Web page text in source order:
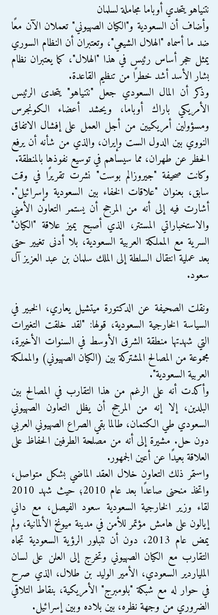
نتنياهو يتحدي أوباما مجاملة لسلمان
وأضاف أن السعودية و"الكيان الصهيوني" تعملان الآن معًا
ضد ما أسماه "الهلال الشيعي"، وتعتبران أن النظام السوري
يمثل حجر أساس رئيس في هذا "الهلال"، كما يعتبران نظام
بشار الأسد أشد خطرًا من تنظيم القاعدة.
وذكر أن المال السعودي جعل "نتنياهو" يتحدى الرئيس
الأمريكي باراك أوباما، ويحشد أعضاء الكونجرس
ومسؤولين أمريكيين من أجل العمل على إفشال الاتفاق
النووي بين الدول الست وإيران، والذي من شأنه أن يرفع
الحظر عن طهران، مما سيساهم في توسيع نفوذها بالمنطقة.
وكانت صحيفة "جيروزالم بوست" نشرت تقريرًا في وقت
سابق، بعنوان "علاقات الخفاء بين السعودية وإسرائيل".
أشارت فيه إلى أنه من المرجح أن يستمر التعاون الأمني
والاستخباراتي المستتر، الذي أصبح يميز علاقة "الكيان"
السرية مع المملكة العربية السعودية، بلا أدنى تغيير حتى
بعد عملية انتقال السلطة إلى الملك سلمان بن عبد العزيز آل
سعود.
ونقلت الصحيفة عن الدكتورة ميتشيل يعاري، الخبير في
السياسة الخارجية السعودية، قولها: "لقد خلقت التغيرات
التي شهدتها منطقة الشرق الأوسط في السنوات الأخيرة،
مجموعة من المصالح المشتركة بين (الكيان الصهيوني) والمملكة
العربية السعودية".
وأكدت أنه على الرغم من هذا التقارب في المصالح بين
البلدين، إلا إنه من المرجح أن يظل التعاون الصهيوني
السعودي طي الكتمان، طالما بقي الصراع الصهيوني العربي
دون حل. مشيرة إلى أنه من مصلحة الطرفين الحفاظ على
العلاقة بعيدًا عن أعين الجمهور.
واستمر ذلك التعاون خلال العقد الماضي بشكل متواصل،
واتخذ منحنى صاعدًا بعد عام 2010؛ حيث شهد 2010
لقاء وزير الخارجية السعودية سعود الفيصل، مع داني
إيالون على هامش مؤتمر للأمن في مدينة ميونخ الألمانية، ولم
يمض عام 2013، دون أن تتبلور الرؤية السعودية تجاه
التقارب مع الكيان الصهيوني وتخرج إلى العلن على لسان
الملياردير السعودي، الأمير الوليد بن طلال، الذي صرح
في حوار له مع شبكة "بلومبرج" الأمريكية، بنقاط التلاقي
الضروري من وجهة نظره، بين بلاده وبين إسرائيل.